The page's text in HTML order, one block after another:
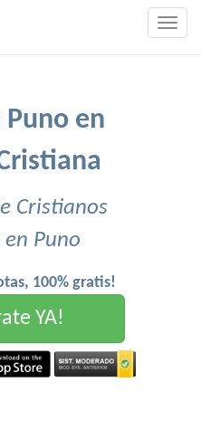
en
Cristianos
Puno
100% gratis!
YA!